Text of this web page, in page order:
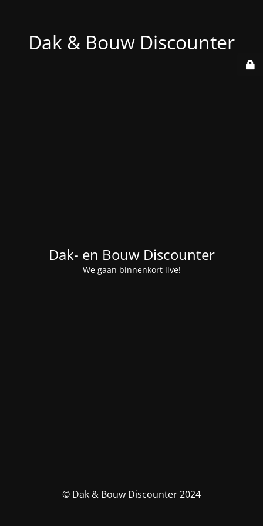
Dak & Bouw Discounter
Dak- en Bouw Discounter
We gaan binnenkort live!
© Dak & Bouw Discounter 2024